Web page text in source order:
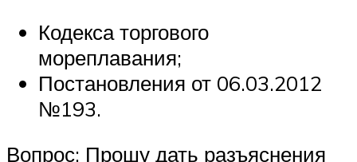
Кодекса торгового
мореплавания;
Постановления от 06.03.2012
№193.
Вопрос: Прошу дать разъяснения